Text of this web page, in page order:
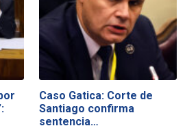
Caso Gatica: Corte de
Santiago confirma
sentencia…